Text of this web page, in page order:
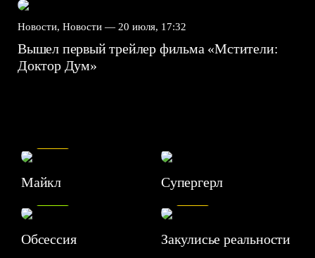
Новости, Новости — 20 июля, 17:32
Вышел первый трейлер фильма «Мстители:
Доктор Дум»
Майкл Супергерл
Обсессия
7.1
Закулисье реальности